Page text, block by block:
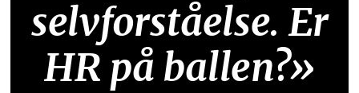
selvforståelse. Er
HR på ballen?»